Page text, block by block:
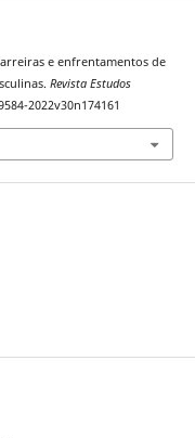
e enfrentamentos de
Revista Estudos
2022v30n174161